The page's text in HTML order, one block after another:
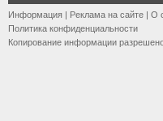
Информация | Реклама на сайте | О
Политика конфиденциальности
Копирование информации